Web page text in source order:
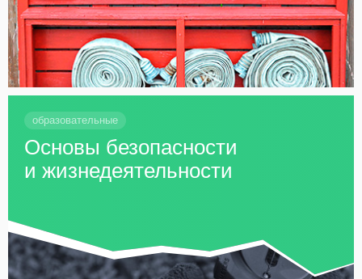
образовательные
Основы безопасности
и жизнедеятельности